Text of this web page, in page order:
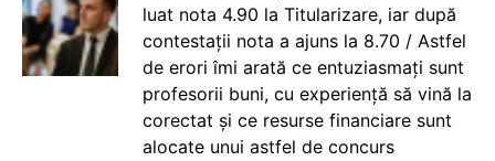
luat nota 4.90 la Titularizare, iar după
contestații nota a ajuns la 8.70 / Astfel
de erori îmi arată ce entuziasmați sunt
profesorii buni, cu experiență să vină la
corectat și ce resurse financiare sunt
alocate unui astfel de concurs